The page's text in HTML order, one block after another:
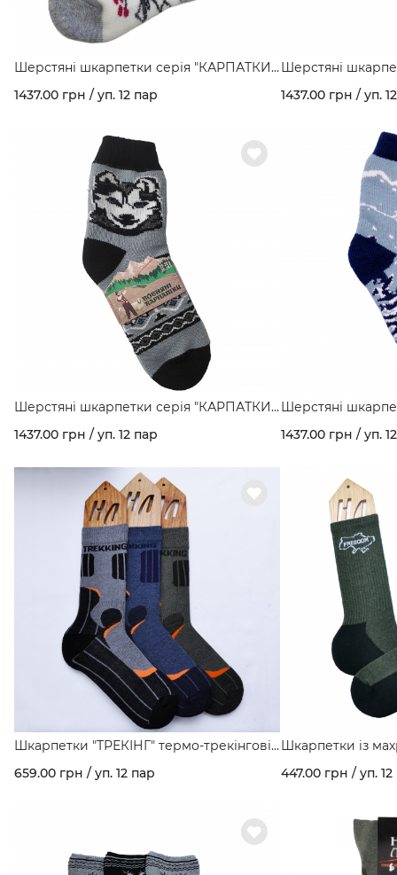
Шерстяні шкарпетки серія "КАРПАТКИ"
мал. Снігурі арт. 160
1437.00 грн / уп. 12 пар
Шерстяні
мал. Снігурі з
1437.00 грн / уп.
Шерстяні шкарпетки серія "КАРПАТКИ"
мал. Хаскі арт. 160
1437.00 грн / уп. 12 пар
Шерстяні
мал. Ялинки арт.
1437.00 грн / уп.
Шкарпетки "ТРЕКІНГ" термо-трекінгові
чоловічі високі арт. 454
659.00 грн / уп. 12 пар
Шкарпетки із
"FREEDOM" арт.
447.00 грн / уп. 12